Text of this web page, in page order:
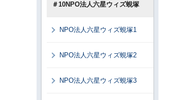
＃10NPO法人六星ウィズ蜆塚
NPO法人六星ウィズ蜆塚1
NPO法人六星ウィズ蜆塚2
NPO法人六星ウィズ蜆塚3